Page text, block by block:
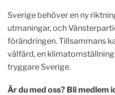
Sverige behöver en ny
utmaningar, och
förändringen. Tillsammans
välfärd, en
tryggare Sverige.
Är du med oss? Bli medlem